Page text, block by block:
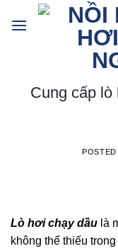
Cung cấp lò
POSTED
Lò hơi chạy dầu là
không thể thiếu